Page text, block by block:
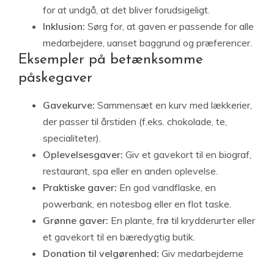
for at undgå, at det bliver forudsigeligt.
Inklusion: Sørg for, at gaven er passende for alle
medarbejdere, uanset baggrund og præferencer.
Eksempler på betænksomme
påskegaver
Gavekurve: Sammensæt en kurv med lækkerier,
der passer til årstiden (f.eks. chokolade, te,
specialiteter).
Oplevelsesgaver: Giv et gavekort til en biograf,
restaurant, spa eller en anden oplevelse.
Praktiske gaver: En god vandflaske, en
powerbank, en notesbog eller en flot taske.
Grønne gaver: En plante, frø til krydderurter eller
et gavekort til en bæredygtig butik.
Donation til velgørenhed: Giv medarbejderne